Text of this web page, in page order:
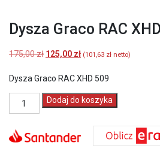
Dysza Graco RAC
175,00zł Pierwotna
wynosiła:
125,00 złAktualna
wynosi:
(101,63 zł netto)
Dysza Graco RAC XHD 509
Dysza
RAC
XHD
Dodaj do koszyka